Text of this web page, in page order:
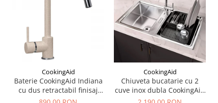
CookingAid
Baterie CookingAid Indiana
cu dus retractabil finisaj
granit Bej Pigmentat /
CookingAid
Chiuveta bucatarie cu 2
cuve inox dubla CookingAid
FUSION 86BB